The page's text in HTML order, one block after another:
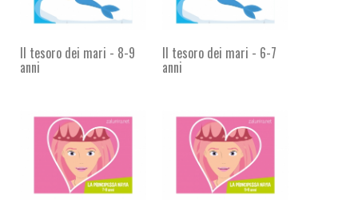
Il tesoro dei mari - 8-9
anni
Il tesoro dei mari - 6-7
anni